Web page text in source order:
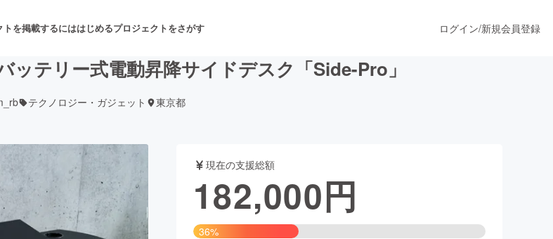
トを掲載するにははじめるプロジェクトをさがす
舞台・パフォーマンス
ス開発 フード・飲食店 ファッション
ログイン/新規会員登録
ッテリー式電動昇降サイドデスク「Side-Pro」
テクノロジー・ガジェット 東京都
現在の支援総額
182,000円
36%